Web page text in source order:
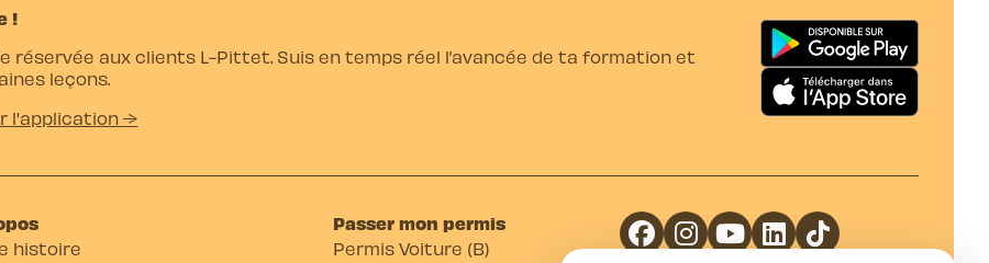
!
réservée aux clients L-Pittet. Suis en temps réel l’avancée de ta formation et
leçons.
l'application →
histoire
Passer mon permis
Permis Voiture (B)